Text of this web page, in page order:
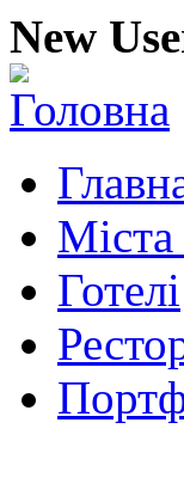
New
Готелі